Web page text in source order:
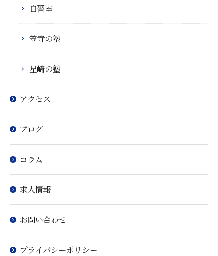
自習室
笠寺の塾
星崎の塾
アクセス
ブログ
コラム
求人情報
お問い合わせ
プライバシーポリシー